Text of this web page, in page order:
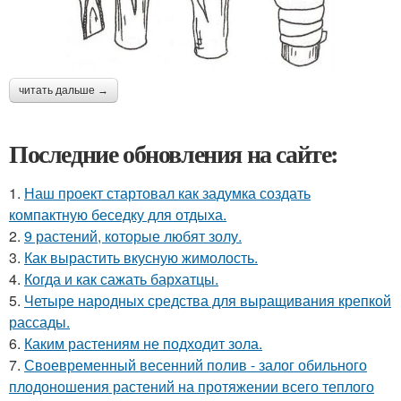
читать дальше →
Последние обновления на сайте:
1. Наш проект стартовал как задумка создать
компактную беседку для отдыха.
2. 9 растений, которые любят золу.
3. Как вырастить вкусную жимолость.
4. Когда и как сажать бархатцы.
5. Четыре народных средства для выращивания крепкой
рассады.
6. Каким растениям не подходит зола.
7. Своевременный весенний полив - залог обильного
плодоношения растений на протяжении всего теплого